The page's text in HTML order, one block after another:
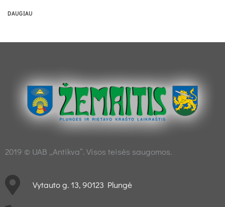
DAUGIAU
2019 © UAB „Antikva“. Visos teisės saugomos.
Vytauto g. 13, 90123 Plungė